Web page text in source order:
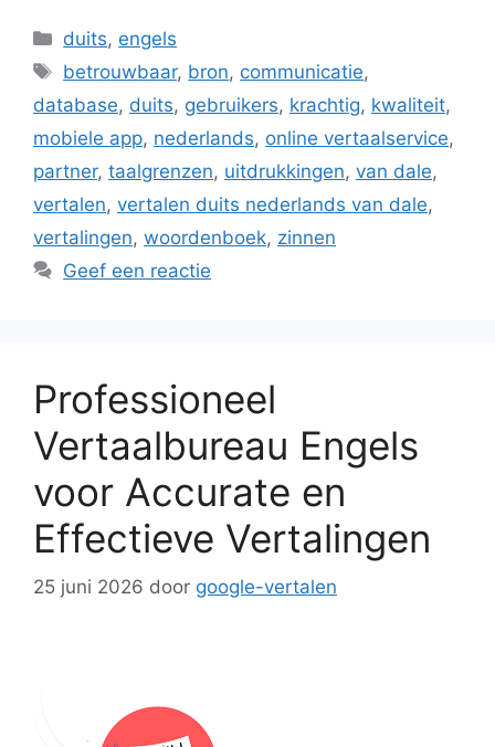
Categorieën
duits, engels
Tags
betrouwbaar, bron, communicatie,
database, duits, gebruikers, krachtig, kwaliteit,
mobiele app, nederlands, online vertaalservice,
partner, taalgrenzen, uitdrukkingen, van dale,
vertalen, vertalen duits nederlands van dale,
vertalingen, woordenboek, zinnen
Geef een reactie
Professioneel
Vertaalbureau Engels
voor Accurate en
Effectieve Vertalingen
25 juni 2026 door google-vertalen